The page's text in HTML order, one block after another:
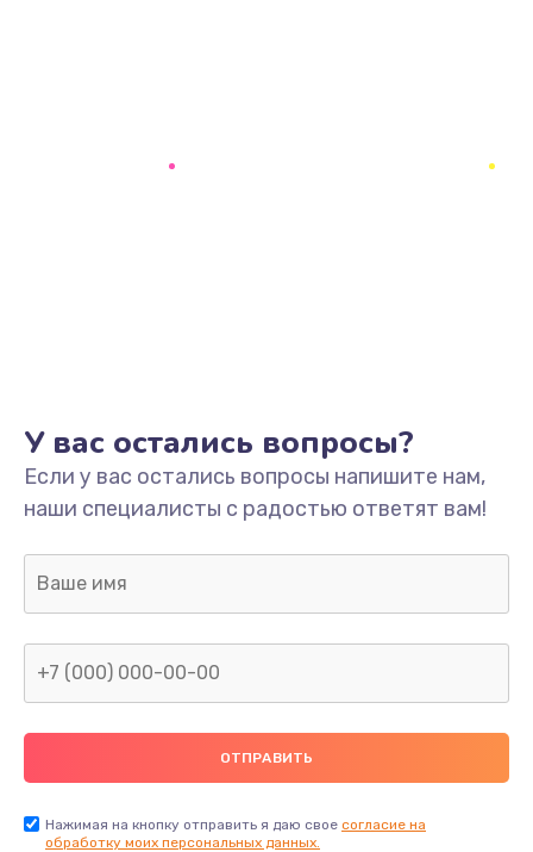
У вас остались вопросы?
Если у вас остались вопросы напишите нам,
наши специалисты с радостью ответят вам!
Нажимая на кнопку отправить я даю свое согласие на
обработку моих персональных данных.